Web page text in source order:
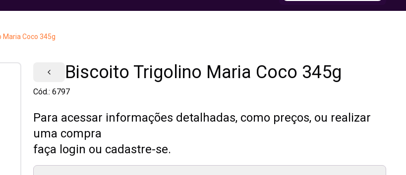
Maria Coco 345g
Biscoito Trigolino Maria Coco 345g
Cód.: 6797
Para acessar informações detalhadas, como preços, ou realizar
uma compra
faça login ou cadastre-se.